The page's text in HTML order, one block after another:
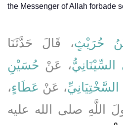
the Messenger of Allah forbade
حُرَيْثٍ، قَالَ حَدَّثَنَا
، عَنْ حُسَيْنِ
السَّخْتِيَانِيِّ، عَنْ عَطَاءٍ،
اللَّهِ صلى الله عليه